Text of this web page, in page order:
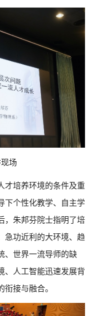
场
才培养环境的条件及重
下个性化教学、自主学
，朱邦芬院士指明了培
急功近利的大环境、趋
、世界一流导师的缺
、人工智能迅速发展背
接与融合。